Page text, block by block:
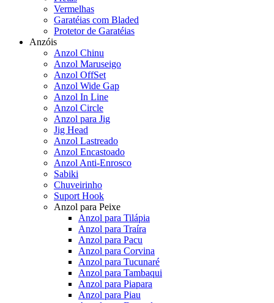
Vermelhas
Garatéias com Bladed
Protetor de Garatéias
Anzóis
Anzol Chinu
Anzol Maruseigo
Anzol OffSet
Anzol Wide Gap
Anzol In Line
Anzol Circle
Anzol para Jig
Jig Head
Anzol Lastreado
Anzol Encastoado
Anzol Anti-Enrosco
Sabiki
Chuveirinho
Suport Hook
Anzol para Peixe
Anzol para Tilápia
Anzol para Traíra
Anzol para Pacu
Anzol para Corvina
Anzol para Tucunaré
Anzol para Tambaqui
Anzol para Piapara
Anzol para Piau